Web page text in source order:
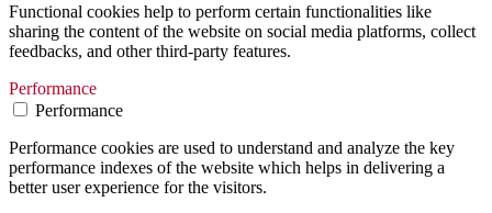
Functional cookies help to perform certain functionalities like
sharing the content of the website on social media platforms, collect
feedbacks, and other third-party features.
Performance
Performance
Performance cookies are used to understand and analyze the key
performance indexes of the website which helps in delivering a
better user experience for the visitors.